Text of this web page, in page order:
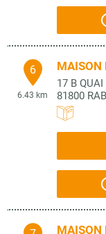
6
6.43 km
MAISON
17 B QUAI
81800
MAISON